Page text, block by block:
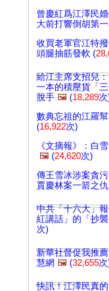
曾慶紅爲江澤民
大前打響倒胡第
收買老軍官江特
頭腿抽筋發軟 (
給江主席支招兒
一本的積壓貨「
脫手 🖼️ (18,289次
數典忘祖的江羅
(16,922次)
《文摘報》：白
🖼️ (24,620次)
傳王雪冰涉案貪
賈慶林案一箭之
中共「十六大」
紅講話」的「抄
次)
新華社督促我推
慧網 🖼️ (32,655次
快訊！江澤民真